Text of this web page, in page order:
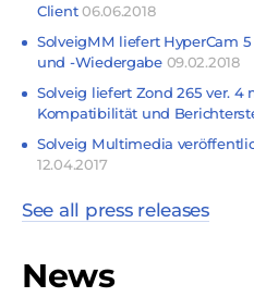
Client06.06.2018
SolveigMM liefert HyperCam
und -Wiedergabe 09.02.2018
Solveig liefert Zond 265 ver. 4
Kompatibilität und
Solveig Multimedia
12.04.2017
See all press releases
News